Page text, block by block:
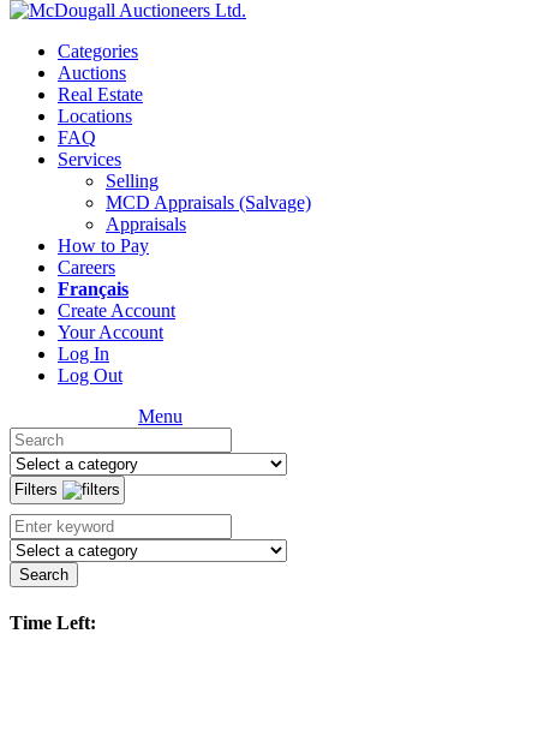
Categories
Auctions
Real Estate
Locations
FAQ
Services
Selling
MCD Appraisals (Salvage)
Appraisals
How to Pay
Careers
Français
Create Account
Your Account
Log In
Log Out
Menu
Filters
Search
Time Left: